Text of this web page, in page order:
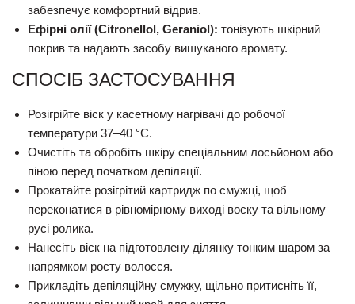
забезпечує комфортний відрив.
Ефірні олії (Citronellol, Geraniol): тонізують шкірний
покрив та надають засобу вишуканого аромату.
СПОСІБ ЗАСТОСУВАННЯ
Розігрійте віск у касетному нагрівачі до робочої
температури 37–40 °C.
Очистіть та обробіть шкіру спеціальним лосьйоном або
піною перед початком депіляції.
Прокатайте розігрітий картридж по смужці, щоб
переконатися в рівномірному виході воску та вільному
русі ролика.
Нанесіть віск на підготовлену ділянку тонким шаром за
напрямком росту волосся.
Прикладіть депіляційну смужку, щільно притисніть її,